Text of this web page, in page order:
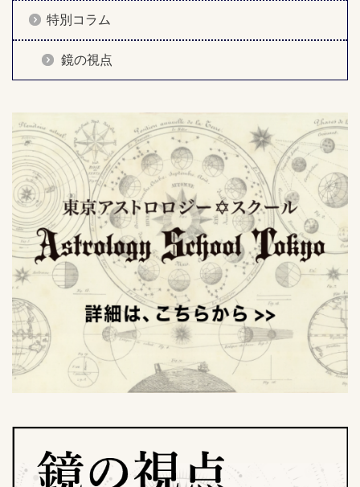
特別コラム
鏡の視点